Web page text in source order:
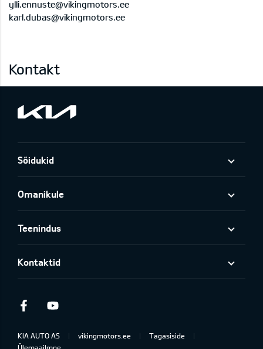
ylli.ennuste@vikingmotors.ee
karl.dubas@vikingmotors.ee
Kontakt
Sõidukid
Omanikule
Teenindus
Kontaktid
Facebook
KIA AUTO AS vikingmotors.ee
Tagasiside
Ülemaailmne